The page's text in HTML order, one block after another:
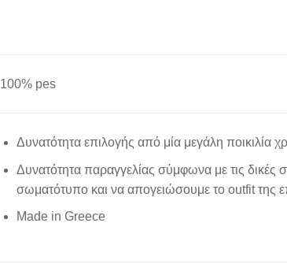
100% pes
Δυνατότητα επιλογής από μία μεγάλη ποικιλία
Δυνατότητα παραγγελίας σύμφωνα με τις δικές
σωματότυπο και να απογειώσουμε το outfit της
Made in Greece